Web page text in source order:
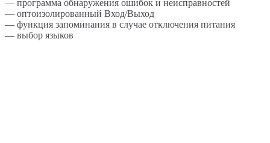
— программа обнаружения ошибок и неисправностей
— оптоизолированный Вход/Выход
— функция запоминания в случае отключения питания
— выбор языков